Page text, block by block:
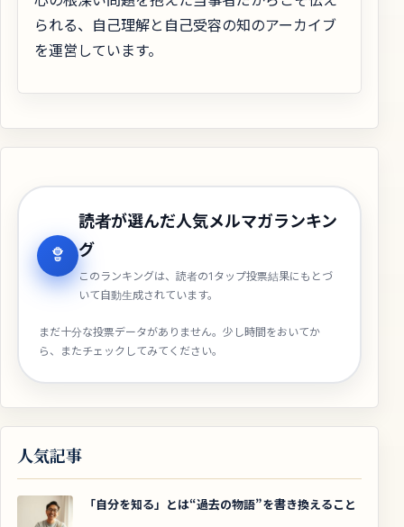
られる、自己理解と自己受容の知のアーカイブ
を運営しています。
読者が選んだ人気メルマガランキン
グ
このランキングは、読者の1タップ投票結果にもとづ
いて自動生成されています。
まだ十分な投票データがありません。少し時間をおいてか
ら、またチェックしてみてください。
人気記事
「自分を知る」とは“過去の物語”を書き換えること